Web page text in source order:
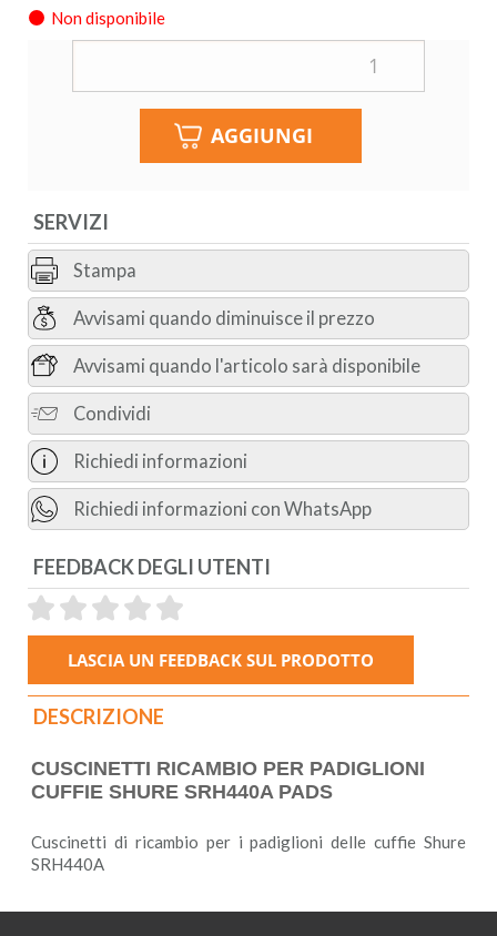
Non disponibile
SERVIZI
Stampa
Avvisami quando diminuisce il prezzo
Avvisami quando l'articolo sarà disponibile
Condividi
Richiedi informazioni
Richiedi informazioni con WhatsApp
FEEDBACK DEGLI UTENTI
DESCRIZIONE
CUSCINETTI RICAMBIO PER PADIGLIONI
CUFFIE SHURE SRH440A PADS
Cuscinetti di ricambio per i padiglioni delle cuffie Shure
SRH440A